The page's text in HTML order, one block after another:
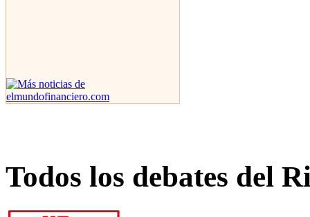
Todos los debates del